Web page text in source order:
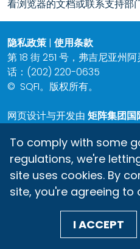
看浏览器的文档或联系支持部门
隐私政策 | 使用条款
第 18 街 251 号，弗吉尼亚州
话：(202) 220-0635
© SQFI。版权所有。
网页设计与开发由 矩阵集团国
To comply with some
regulations, we're
site uses cookies. By
site, you're agreeing to
I ACCEPT